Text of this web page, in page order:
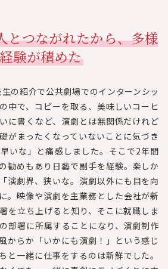
とつながれたから、多様
験が積めた
の紹介で公共劇場でのインターンシッ
中で、コピーを取る、美味しいコーヒ
に書くなど、演劇とは無関係だけれど
がまったくなっていないことに気づき
いな」と痛感しました。そこで2年間
勧めもあり日藝で副手を経験。楽しか
演劇界、狭いな。演劇以外にも目を向
。映像や演劇を主業務とした会社が新
を立ち上げると知り、そこに就職しま
部署に所属することになり、演劇制作
からか「いかにも演劇！」という感じ
と一緒に仕事をするのは新鮮でした。